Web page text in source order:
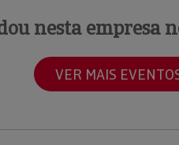
nesta empresa
VER MAIS